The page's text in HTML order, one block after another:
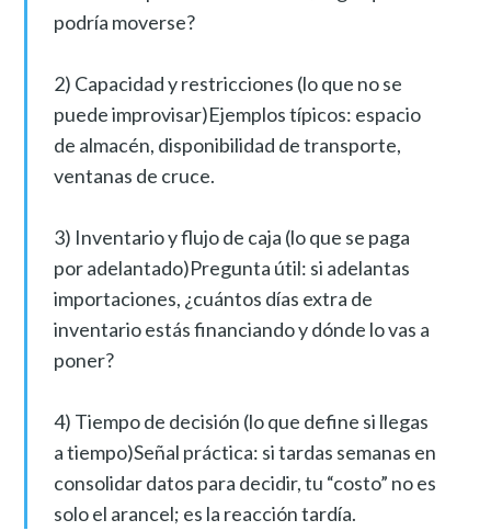
podría moverse?
2) Capacidad y restricciones (lo que no se
puede improvisar)Ejemplos típicos: espacio
de almacén, disponibilidad de transporte,
ventanas de cruce.
3) Inventario y flujo de caja (lo que se paga
por adelantado)Pregunta útil: si adelantas
importaciones, ¿cuántos días extra de
inventario estás financiando y dónde lo vas a
poner?
4) Tiempo de decisión (lo que define si llegas
a tiempo)Señal práctica: si tardas semanas en
consolidar datos para decidir, tu “costo” no es
solo el arancel; es la reacción tardía.